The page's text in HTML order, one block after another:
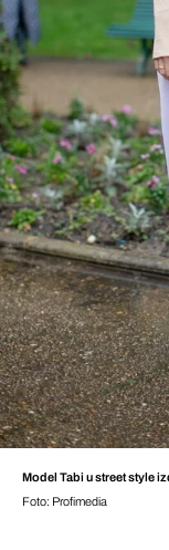
Model Tabi u street style
Foto: Profimedia